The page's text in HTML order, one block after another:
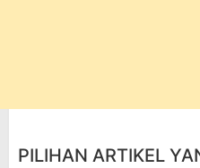
PILIHAN ARTIKEL